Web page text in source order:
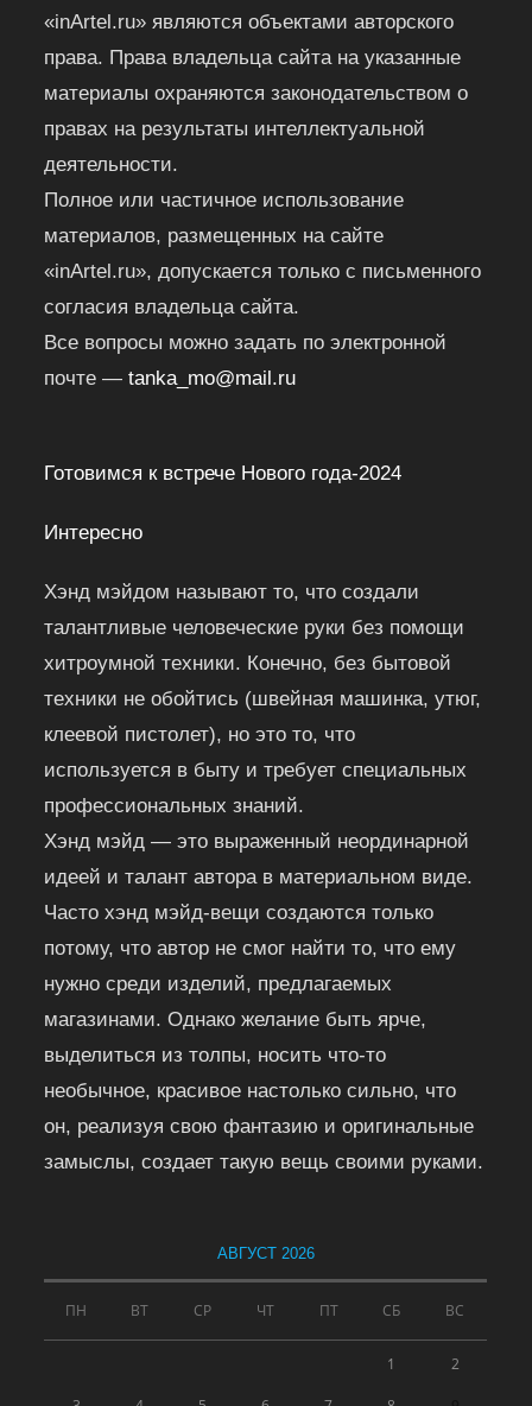
«inArtel.ru» являются объектами авторского
права. Права владельца сайта на указанные
материалы охраняются законодательством о
правах на результаты интеллектуальной
деятельности.
Полное или частичное использование
материалов, размещенных на сайте
«inArtel.ru», допускается только с письменного
согласия владельца сайта.
Все вопросы можно задать по электронной
почте —tanka_mo@mail.ru
Готовимся к встрече Нового года-2024
Интересно
Хэнд мэйдом называют то, что создали
талантливые человеческие руки без помощи
хитроумной техники. Конечно, без бытовой
техники не обойтись (швейная машинка, утюг,
клеевой пистолет), но это то, что
используется в быту и требует специальных
профессиональных знаний.
Хэнд мэйд — это выраженный неординарной
идеей и талант автора в материальном виде.
Часто хэнд мэйд-вещи создаются только
потому, что автор не смог найти то, что ему
нужно среди изделий, предлагаемых
магазинами. Однако желание быть ярче,
выделиться из толпы, носить что-то
необычное, красивое настолько сильно, что
он, реализуя свою фантазию и оригинальные
замыслы, создает такую вещь своими руками.
АВГУСТ 2026
ПН ВТ СР ЧТ ПТ СБ ВС
1 2